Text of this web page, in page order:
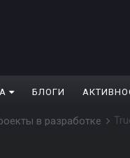
БЛОГИ
в разработке